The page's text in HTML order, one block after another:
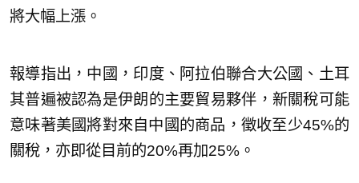
將大幅上漲。
報導指出，中國，印度、阿拉伯聯合大公國、土耳
其普遍被認為是伊朗的主要貿易夥伴，新關稅可能
意味著美國將對來自中國的商品，徵收至少45%的
關稅，亦即從目前的20%再加25%。